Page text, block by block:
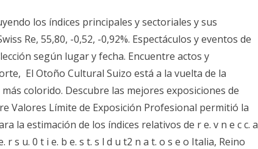
los índices principales y sectoriales y sus
Re, 55,80, -0,52, -0,92%. Espectáculos y eventos de
según lugar y fecha. Encuentre actos y
El Otoño Cultural Suizo está a la vuelta de la
colorido. Descubre las mejores exposiciones de
Valores Límite de Exposición Profesional permitió la
la estimación de los índices relativos de r e. v n e c c. a
r s u. 0 t i e. b e. s t. s l d u t2 n a t. o s e o Italia, Reino